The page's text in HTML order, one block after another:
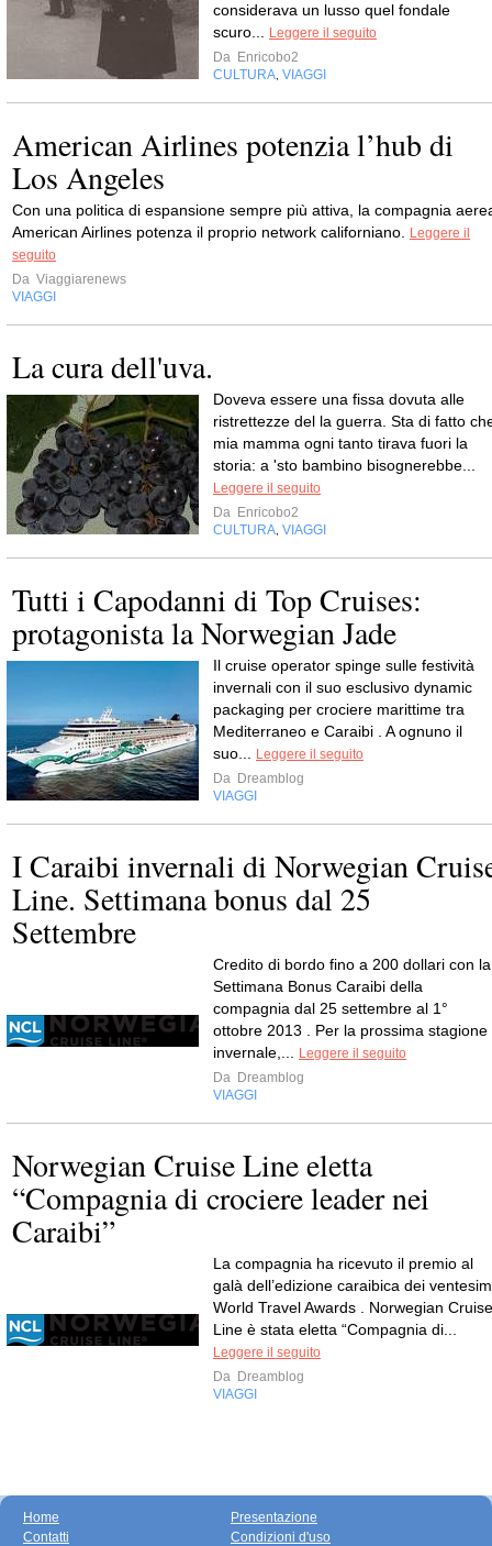
considerava un lusso quel fondale
scuro...
Leggere il seguito
Da Enricobo2
CULTURA VIAGGI
American Airlines potenzia l’hub di
Los Angeles
Con una politica di espansione sempre più attiva, la compagnia
American Airlines potenza il proprio network californiano.
Leggere il
seguito
Da Viaggiarenews
VIAGGI
La cura dell'uva.
Doveva essere una fissa dovuta alle
ristrettezze del la guerra. Sta di fatto
mia mamma ogni tanto tirava fuori la
storia: a 'sto bambino bisognerebbe...
Leggere il seguito
Da Enricobo2
CULTURA VIAGGI
Tutti i Capodanni di Top Cruises:
protagonista la Norwegian Jade
Il cruise operator spinge sulle festività
invernali con il suo esclusivo dynamic
packaging per crociere marittime tra
Mediterraneo e Caraibi . A ognuno il
suo...
Leggere il seguito
Da Dreamblog
VIAGGI
I Caraibi invernali di Norwegian
Line. Settimana bonus dal 25
Settembre
Credito di bordo fino a 200 dollari con la
Settimana Bonus Caraibi della
compagnia dal 25 settembre al 1°
ottobre 2013 . Per la prossima stagione
invernale,...
Leggere il seguito
Da Dreamblog
VIAGGI
Norwegian Cruise Line eletta
“Compagnia di crociere leader nei
Caraibi”
La compagnia ha ricevuto il premio al
galà dell’edizione caraibica dei
World Travel Awards . Norwegian Cruise
Line è stata eletta “Compagnia di...
Leggere il seguito
Da Dreamblog
VIAGGI
Home
Contatti
Presentazione
Condizioni d'uso